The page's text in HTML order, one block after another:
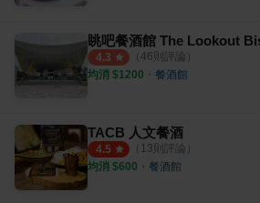
4.3 （ 46則評論）
均消 $1200 ・ 餐酒館
TACB 人文餐酒
4.5 （ 13則評論）
均消 $600 ・ 餐酒館